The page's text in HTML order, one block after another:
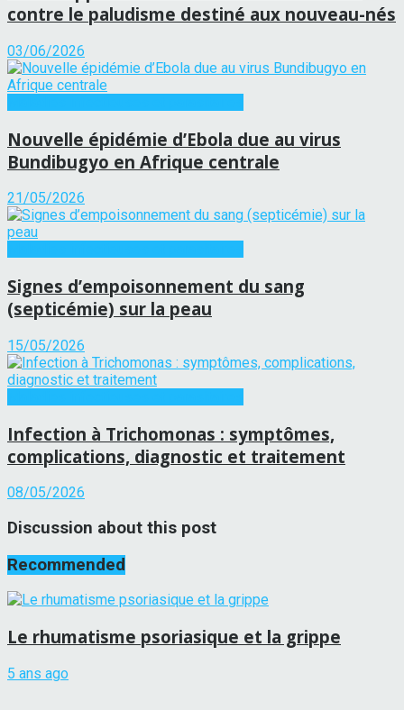
contre le paludisme destiné aux nouveau-nés
03/06/2026
Nouvelle épidémie d’Ebola due au virus
Bundibugyo en Afrique centrale
21/05/2026
Signes d’empoisonnement du sang
(septicémie) sur la peau
15/05/2026
Infection à Trichomonas : symptômes,
complications, diagnostic et traitement
08/05/2026
Discussion about this post
Recommended
Le rhumatisme psoriasique et la grippe
5 ans ago